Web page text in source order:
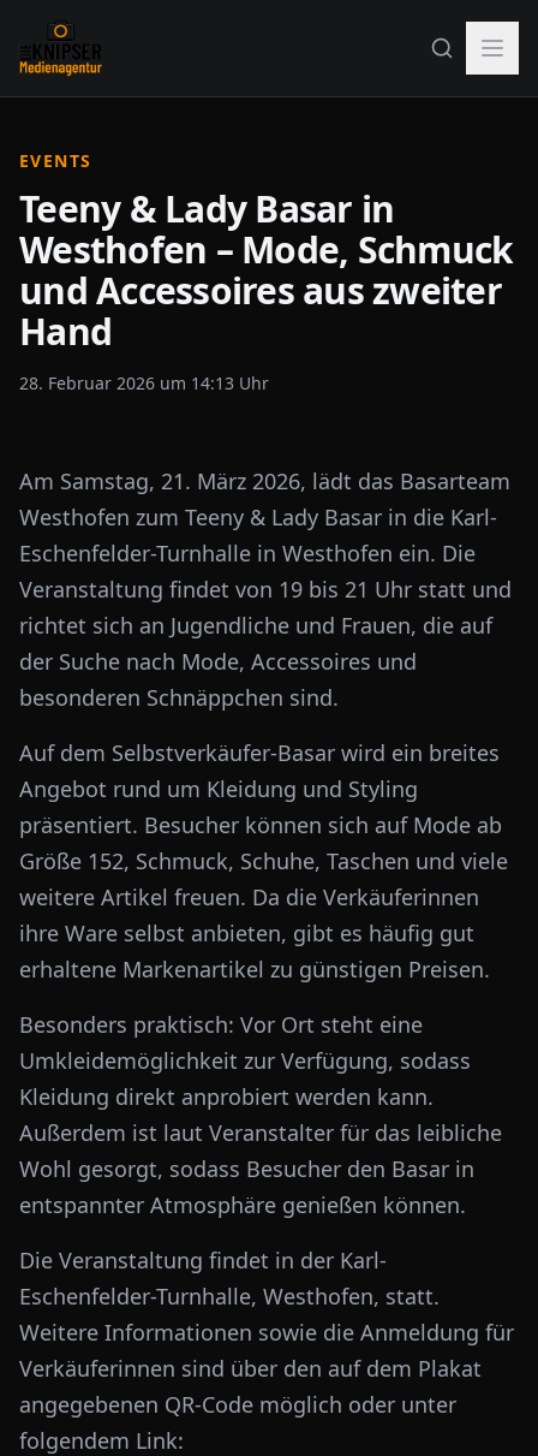
EVENTS
Teeny & Lady Basar in
Westhofen – Mode, Schmuck
und Accessoires aus zweiter
Hand
28. Februar 2026 um 14:13 Uhr
Am Samstag, 21. März 2026, lädt das Basarteam
Westhofen zum Teeny & Lady Basar in die Karl-
Eschenfelder-Turnhalle in Westhofen ein. Die
Veranstaltung findet von 19 bis 21 Uhr statt und
richtet sich an Jugendliche und Frauen, die auf
der Suche nach Mode, Accessoires und
besonderen Schnäppchen sind.
Auf dem Selbstverkäufer-Basar wird ein breites
Angebot rund um Kleidung und Styling
präsentiert. Besucher können sich auf Mode ab
Größe 152, Schmuck, Schuhe, Taschen und viele
weitere Artikel freuen. Da die Verkäuferinnen
ihre Ware selbst anbieten, gibt es häufig gut
erhaltene Markenartikel zu günstigen Preisen.
Besonders praktisch: Vor Ort steht eine
Umkleidemöglichkeit zur Verfügung, sodass
Kleidung direkt anprobiert werden kann.
Außerdem ist laut Veranstalter für das leibliche
Wohl gesorgt, sodass Besucher den Basar in
entspannter Atmosphäre genießen können.
Die Veranstaltung findet in der Karl-
Eschenfelder-Turnhalle, Westhofen, statt.
Weitere Informationen sowie die Anmeldung für
Verkäuferinnen sind über den auf dem Plakat
angegebenen QR-Code möglich oder unter
folgendem Link: